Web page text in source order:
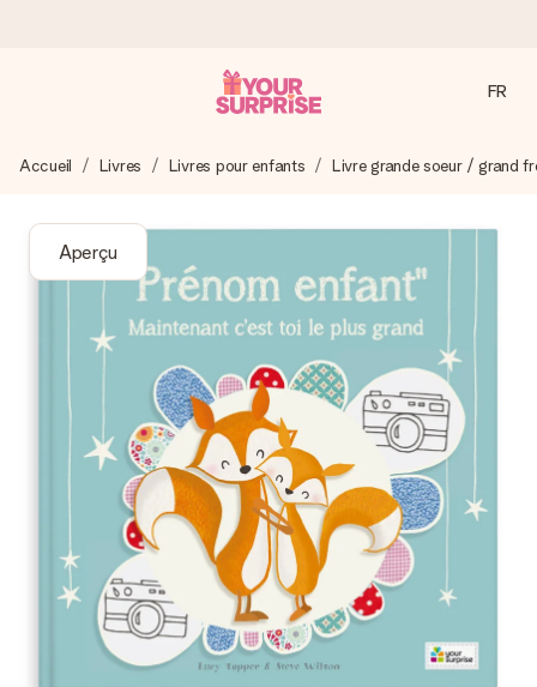
Nous préparons votre cadeau avec attention et l’envoyons
4,8 (sur la base de +15 000 avis)
Nos cadeaux sont appréciés. Les clients nous attribuent
une note de 4,8 sur Google Reviews (total de tous les
pays où nous sommes présents).
Carte de vœux gratuite
Créez quelque chose d’unique en quelques étapes – avec
son prénom, votre photo ou un message qui touche le cœur.
Sans complications, juste tout l’amour pour le moment idéal.
FR
Accueil Livres Livres pour enfants Livre grande soeur / grand
Aperçu